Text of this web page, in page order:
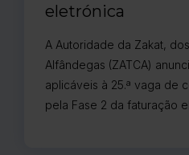
eletrónica
A Autoridade da Zakat,
Alfândegas (ZATCA)
aplicáveis à 25.ª vaga de
pela Fase 2 da faturação